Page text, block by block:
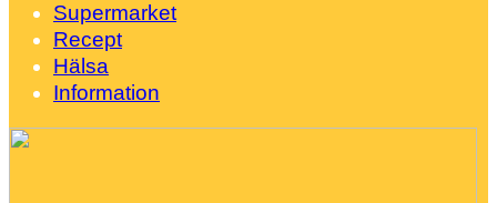
Supermarket
Recept
Hälsa
Information